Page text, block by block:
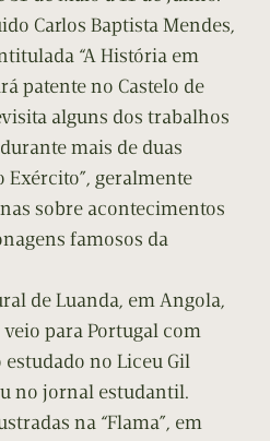
Carlos Baptista Mendes,
“A História em
patente no Castelo de
alguns dos trabalhos
mais de duas
Exército”, geralmente
sobre acontecimentos
famosos da
de Luanda, em Angola,
veio para Portugal com
estudado no Liceu Gil
no jornal estudantil.
na “Flama”, em